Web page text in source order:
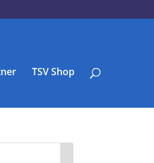
TSV Shop